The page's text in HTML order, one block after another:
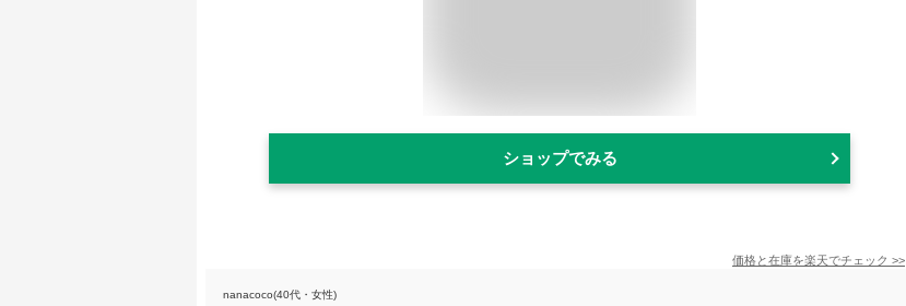
ショップでみる
価格と在庫を楽天でチェック >>
nanacoco(40代・女性)